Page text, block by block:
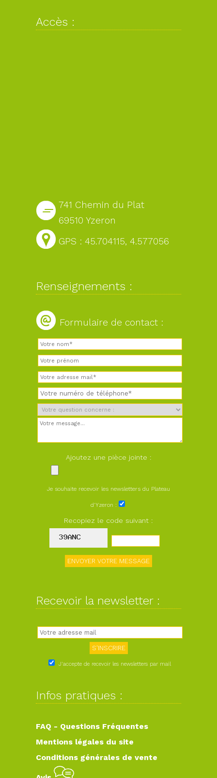
Accès :
741 Chemin du Plat
69510 Yzeron
GPS : 45.704115, 4.577056
Renseignements :
Formulaire de contact :
Ajoutez une pièce jointe :
Je souhaite recevoir les newsletters du Plateau
d'Yzeron :
Recopiez le code suivant :
Recevoir la newsletter :
J'accepte de recevoir les newsletters par mail
Infos pratiques :
FAQ - Questions Fréquentes
Mentions légales du site
Conditions générales de vente